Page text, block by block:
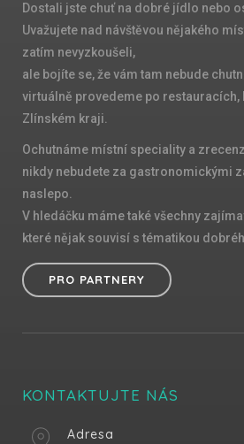
Dostali jste chuť na dobré jídlo nebo
Uvažujete nad návštěvou nějakého
zatím nevyzkoušeli,
ale bojíte se, že vám tam nebude
virtuálně provedeme po restauracích,
Zlínském kraji.
Ochutnáme místní speciality a
nikdy nebudete za gastronomickými
naslepo.
V hledáčku máme také všechny
které nějak souvisí s tématikou
PRO PARTNERY
KONTAKTUJTE NÁS
Adresa